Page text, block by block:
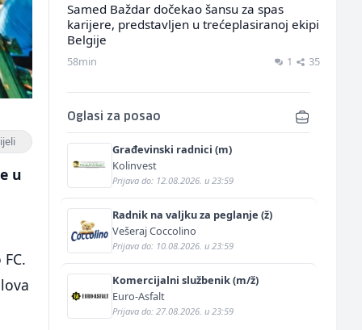
u
Samed Baždar dočekao šansu za spas
karijere, predstavljen u trećeplasiranoj ekipi
Belgije
58min 1 35
Oglasi za posao
Građevinski radnici (m)
Kolinvest
Prijava do: 12.08.2026. u 23:59
Radnik na valjku za peglanje (ž)
Vešeraj Coccolino
Prijava do: 10.08.2026. u 23:59
Komercijalni službenik (m/ž)
Euro-Asfalt
Prijava do: 27.08.2026. u 23:59